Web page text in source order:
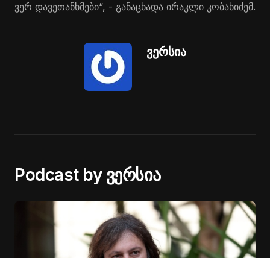
ვერ დავეთანხმები“, - განაცხადა ირაკლი კობახიძემ.
ვერსია
Podcast by ვერსია